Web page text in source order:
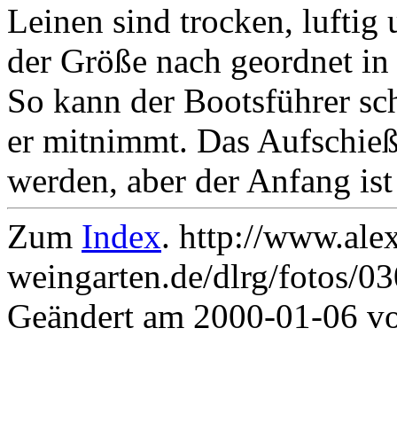
Leinen sind trocken, luftig
der Größe nach geordnet
So kann der Bootsführer
er mitnimmt. Das
werden, aber der Anfang
Zum Index. http://
weingarten.de/dlrg/fotos/
Geändert am 2000-01-06